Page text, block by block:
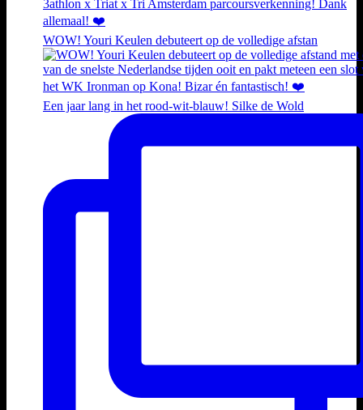
WOW! Youri Keulen debuteert op de volledige afstan
Een jaar lang in het rood-wit-blauw! Silke de Wold